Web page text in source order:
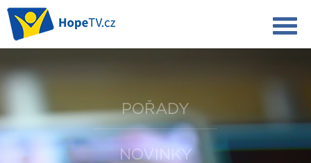
POŘADY
NOVINKY